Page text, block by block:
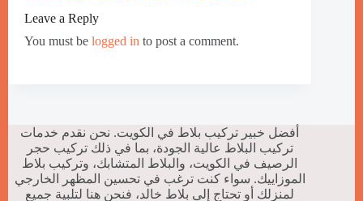
Leave a Reply
You must be logged in to post a comment.
أفضل خبير تركيب بلاط في الكويت. نحن نقدم خدمات
تركيب البلاط عالية الجودة، بما في ذلك تركيب حجر
الرصيف في الكويت، والبلاط المتشابك، وتركيب بلاط
الموزاييك. سواء كنت ترغب في تحسين المظهر الخارجي
لمنزلك أو تحتاج إلى بلاط خالد، فنحن هنا لتلبية جميع